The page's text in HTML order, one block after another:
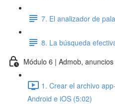
7. El analizador de
8. La búsqueda
Módulo 6 | Admob,
1. Crear el archivo
Android e iOS (5:02)